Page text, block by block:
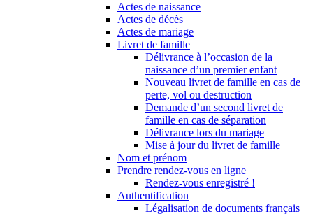
Actes de naissance
Actes de décès
Actes de mariage
Livret de famille
Délivrance à l’occasion de la
naissance d’un premier enfant
Nouveau livret de famille en cas de
perte, vol ou destruction
Demande d’un second livret de
famille en cas de séparation
Délivrance lors du mariage
Mise à jour du livret de famille
Nom et prénom
Prendre rendez-vous en ligne
Rendez-vous enregistré !
Authentification
Légalisation de documents français